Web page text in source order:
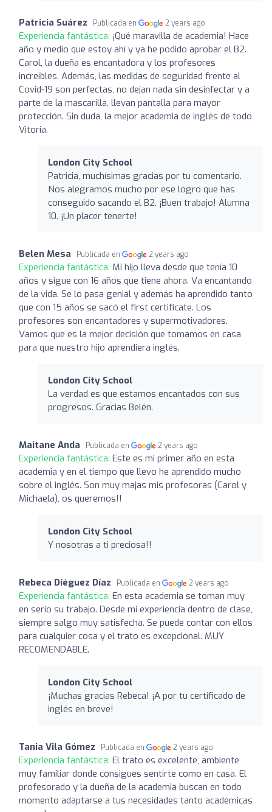
Patricia Suárez Publicada en 2 years ago
Experiencia fantástica: ¡Qué maravilla de academia! Hace
año y medio que estoy ahí y ya he podido aprobar el B2.
Carol, la dueña es encantadora y los profesores
increíbles. Además, las medidas de seguridad frente al
Covid-19 son perfectas, no dejan nada sin desinfectar y a
parte de la mascarilla, llevan pantalla para mayor
protección. Sin duda, la mejor academia de inglés de todo
Vitoria.
London City School
Patricia, muchísimas gracias por tu comentario.
Nos alegramos mucho por ese logro que has
conseguido sacando el B2. ¡Buen trabajo! Alumna
10. ¡Un placer tenerte!
Belen Mesa Publicada en 2 years ago
Experiencia fantástica: Mi hijo lleva desde que tenía 10
años y sigue con 16 años que tiene ahora. Va encantando
de la vida. Se lo pasa genial y además ha aprendido tanto
que con 15 años se sacó el first certificate. Los
profesores son encantadores y supermotivadores.
Vamos que es la mejor decisión que tomamos en casa
para que nuestro hijo aprendiera inglés.
London City School
La verdad es que estamos encantados con sus
progresos. Gracias Belén.
Maitane Anda Publicada en 2 years ago
Experiencia fantástica: Este es mi primer año en esta
academia y en el tiempo que llevo he aprendido mucho
sobre el inglés. Son muy majas mis profesoras (Carol y
Michaela), os queremos!!
London City School
Y nosotras a ti preciosa!!
Rebeca Diéguez Díaz Publicada en 2 years ago
Experiencia fantástica: En esta academia se toman muy
en serio su trabajo. Desde mi experiencia dentro de clase,
siempre salgo muy satisfecha. Se puede contar con ellos
para cualquier cosa y el trato es excepcional. MUY
RECOMENDABLE.
London City School
¡Muchas gracias Rebeca! ¡A por tu certificado de
inglés en breve!
Tania Vila Gómez Publicada en 2 years ago
Experiencia fantástica: El trato es excelente, ambiente
muy familiar donde consigues sentirte como en casa. El
profesorado y la dueña de la academia buscan en todo
momento adaptarse a tus necesidades tanto académicas